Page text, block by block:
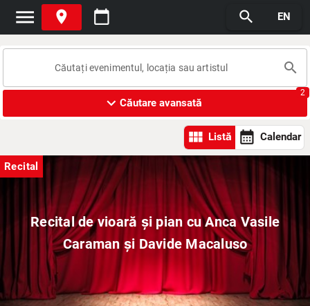
menu place calendar_today search EN
search
expand_moreCăutare avansată
2
view_module Listă calendar_month Calendar
Recital
Recital de vioară și pian cu Anca Vasile
Caraman și Davide Macaluso